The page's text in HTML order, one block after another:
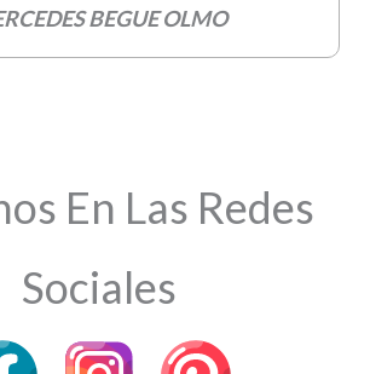
BEGUE OLMO
En Las Redes
Sociales